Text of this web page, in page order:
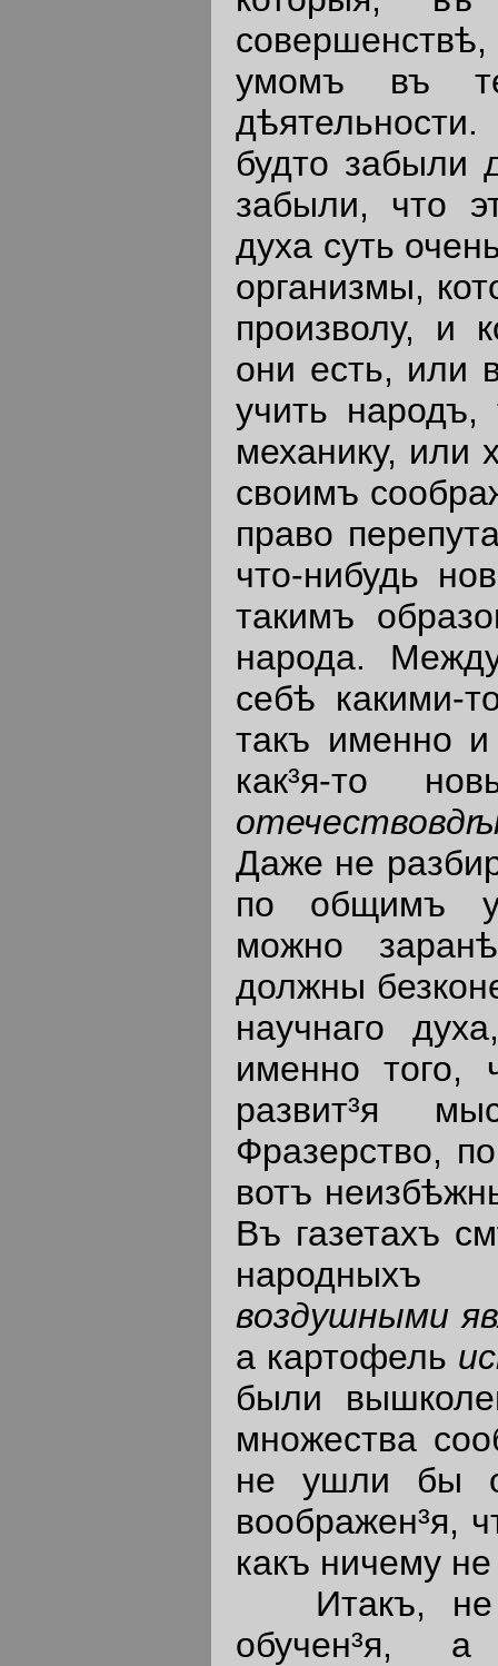
умомъ въ
будто забыли
забыли, что
духа суть
организмы,
произволу, и
они есть, или
учить
механику, или
своимъ
право
что-нибудь
такимъ
народа.
себѣ какими-
такъ именно
как³я-то
Даже не
по общимъ
можно
должны
научнаго
именно того,
развит³я
Фразерство,
вотъ
Въ газетахъ
воздушными
а картофель
были
множества
не ушли бы
воображен³я,
какъ ничему
Итакъ, не
обучен³я,